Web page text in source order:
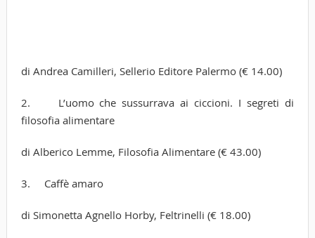
di Andrea Camilleri, Sellerio Editore Palermo (€ 14.00)
2. L’uomo che sussurrava ai ciccioni. I segreti di
filosofia alimentare
di Alberico Lemme, Filosofia Alimentare (€ 43.00)
3. Caffè amaro
di Simonetta Agnello Horby, Feltrinelli (€ 18.00)